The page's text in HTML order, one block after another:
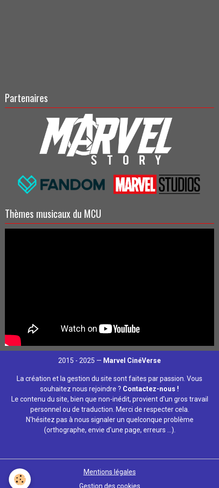
Partenaires
Thèmes musicaux du MCU
2015 - 2025 — Marvel CinéVerse
La création et la gestion du site sont faites par passion. Vous
souhaitez nous rejoindre ? Contactez-nous !
Le contenu du site, bien que non-inédit, provient d'un gros travail
personnel ou de traduction. Merci de respecter cela.
N'hésitez pas à nous signaler un quelconque problème
(orthographe, envie d'une page, erreurs ...).
Mentions légales
Gestion des cookies